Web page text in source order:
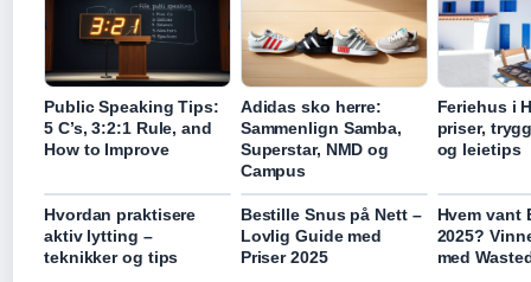
Public Speaking Tips:
5 C’s, 3:2:1 Rule, and
How to Improve
Adidas sko herre:
Sammenlign Samba,
Superstar, NMD og
Campus
Feriehus i
priser,
og leietips
Hvordan praktisere
aktiv lytting –
teknikker og tips
Bestille Snus på Nett –
Lovlig Guide med
Priser 2025
Hvem vant
2025?
med